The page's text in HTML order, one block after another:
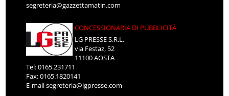
segreteria@gazzettamatin.com
CONCESSIONARIA DI PUBBLICITÀ
LG PRESSE S.R.L.
via Festaz, 52
11100 AOSTA
Tel: 0165.231711
Fax: 0165.1820141
E-mailsegreteria@lgpresse.com